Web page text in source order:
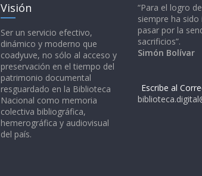
Visión
Ser un servicio efectivo,
dinámico y moderno que
coadyuve, no sólo al acceso y
preservación en el tiempo del
patrimonio documental
resguardado en la Biblioteca
Nacional como memoria
colectiva bibliográfica,
hemerográfica y audiovisual
del país.
“Para el logro
siempre ha sido
pasar por la
sacrificios”.
Simón Bolívar
Escribe al